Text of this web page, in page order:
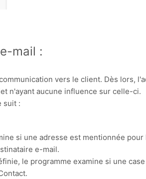
mail :
vers le client. Dès lors,
n'ayant aucune influence sur celle-ci.
suit :
si une adresse est mentionnée
e-mail.
le programme examine si une